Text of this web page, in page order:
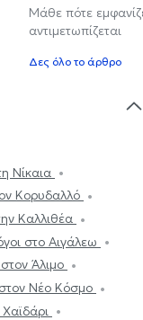
Μάθε πότε
αντιμετωπίζεται
Δες όλο το άρθρο
Νίκαια
Κορυδαλλό
Καλλιθέα
στο Αιγάλεω
Άλιμο
Νέο Κόσμο